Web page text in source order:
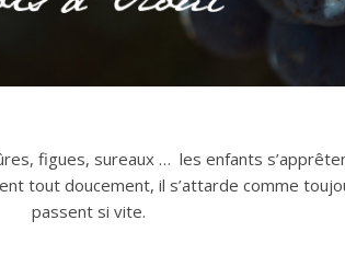
figues, sureaux … les enfants
tout doucement, il s’attarde comme
passent si vite.